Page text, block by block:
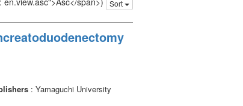
Sort
: Yamaguchi University